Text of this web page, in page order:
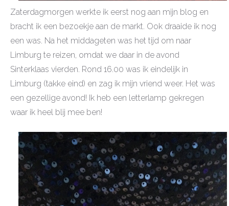
Zaterdagmorgen werkte ik eerst nog aan mijn blog en
bracht ik een bezoekje aan de markt. Ook draaide ik nog
een was. Na het middageten was het tijd om naar
Limburg te reizen, omdat we daar in de avond
Sinterklaas vierden. Rond 16.00 was ik eindelijk in
Limburg (takke eind) en zag ik mijn vriend weer. Het was
een gezellige avond! Ik heb een letterlamp gekregen
waar ik heel blij mee ben!